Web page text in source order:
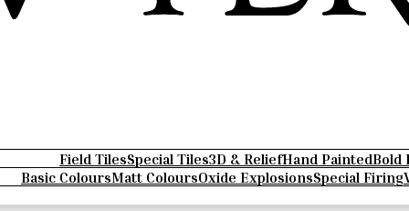
Field TilesSpecial Tiles3D & ReliefHand PaintedBold
Basic ColoursMatt ColoursOxide ExplosionsSpecial Firing